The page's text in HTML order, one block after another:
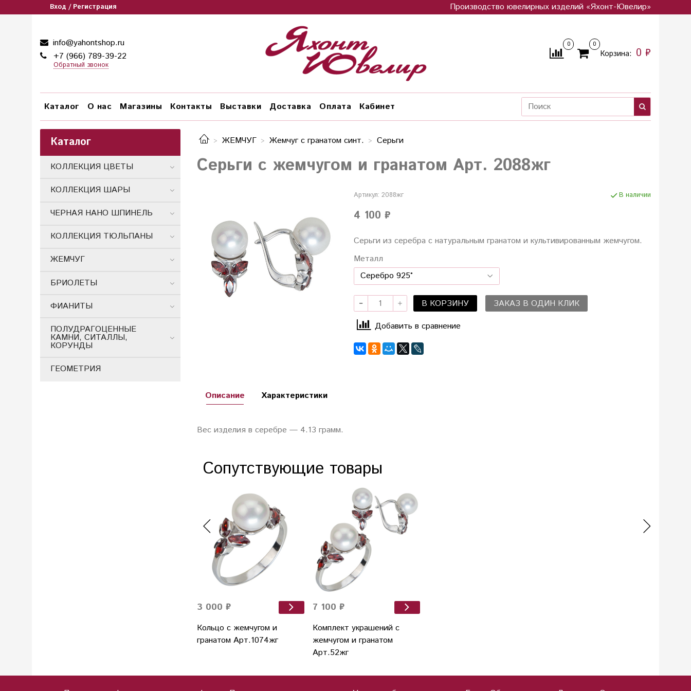
Вход / Регистрация Производство ювелирных изделий «Яхонт-Ювелир»
info@yahontshop.ru
+7 (966) 789-39-22
Обратный звонок
0 0
Корзина: 0 ₽
Каталог О нас Магазины Контакты Выставки Доставка Оплата Кабинет
ЖЕМЧУГ Жемчуг с гранатом синт. Серьги
Серьги с жемчугом и гранатом Арт. 2088жг
Артикул: 2088жг В наличии
4 100 ₽
Серьги из серебра с натуральным гранатом и культивированным жемчугом.
Металл
В КОРЗИНУ
ЗАКАЗ В ОДИН КЛИК
Добавить в сравнение
Описание
Вес изделия в серебре — 4.13 грамм.
Характеристики
Сопутствующие товары
3 000 ₽
Кольцо с жемчугом и
гранатом Арт.1074жг
7 100 ₽
Комплект украшений с
жемчугом и гранатом
Арт.52жг
Каталог
КОЛЛЕКЦИЯ ЦВЕТЫ
КОЛЛЕКЦИЯ ШАРЫ
ЧЕРНАЯ НАНО ШПИНЕЛЬ
КОЛЛЕКЦИЯ ТЮЛЬПАНЫ
ЖЕМЧУГ
БРИОЛЕТЫ
ФИАНИТЫ
ПОЛУДРАГОЦЕННЫЕ
КАМНИ, СИТАЛЛЫ,
КОРУНДЫ
ГЕОМЕТРИЯ